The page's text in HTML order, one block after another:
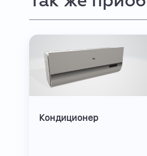
Кондиционер